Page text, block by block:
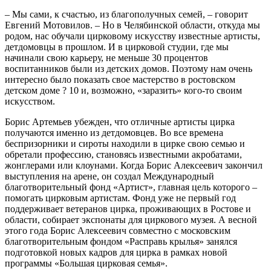
– Мы сами, к счастью, из благополучных семей, – говорит
Евгений Мотовилов. – Но в Челябинской области, откуда мы
родом, нас обучали цирковому искусству известные артисты,
детдомовцы в прошлом. И в цирковой студии, где мы
начинали свою карьеру, не меньше 30 процентов
воспитанников были из детских домов. Поэтому нам очень
интересно было показать свое мастерство в ростовском
детском доме ? 10 и, возможно, «заразить» кого-то своим
искусством.
Борис Артемьев убежден, что отличные артисты цирка
получаются именно из детдомовцев. Во все времена
беспризорники и сироты находили в цирке свою семью и
обретали профессию, становясь известными акробатами,
жонглерами или клоунами. Когда Борис Алексеевич закончил
выступления на арене, он создал Международный
благотворительный фонд «Артист», главная цель которого –
помогать цирковым артистам. Фонд уже не первый год
поддерживает ветеранов цирка, проживающих в Ростове и
области, собирает экспонаты для циркового музея. А весной
этого года Борис Алексеевич совместно с московским
благотворительным фондом «Расправь крылья» занялся
подготовкой новых кадров для цирка в рамках новой
программы «Большая цирковая семья».